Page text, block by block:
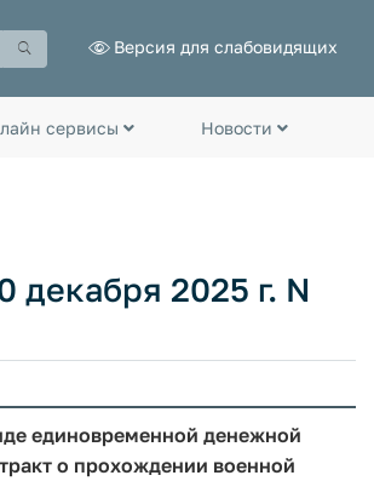
Версия для слабовидящих
сервисы Новости
декабря 2025 г. N
единовременной денежной
о прохождении военной